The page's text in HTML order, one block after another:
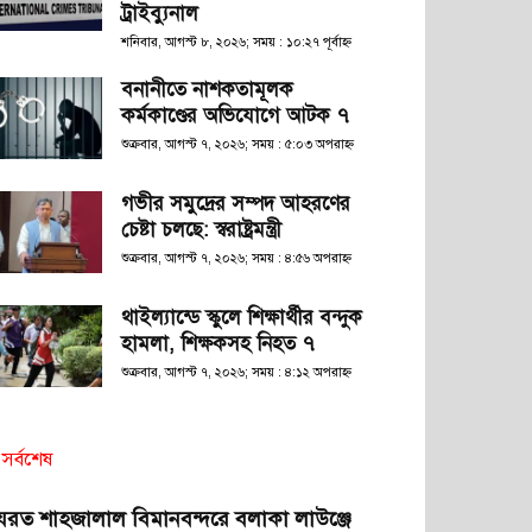
ট্রাইব্যুনাল
শনিবার, আগস্ট ৮, ২০২৬; সময় : ১০:২৭ পূর্বাহ্ণ
বনানীতে নাশকতামূলক
কর্মকাণ্ডের অভিযোগে আটক ৭
শুক্রবার, আগস্ট ৭, ২০২৬; সময় : ৫:০৩ অপরাহ্ণ
গভীর সমুদ্রের সম্পদ আহরণের
চেষ্টা চলছে: স্বরাষ্ট্রমন্ত্রী
শুক্রবার, আগস্ট ৭, ২০২৬; সময় : ৪:৫৬ অপরাহ্ণ
থাইল্যান্ডে স্কুলে শিক্ষার্থীর বন্দুক
হামলা, শিক্ষকসহ নিহত ৭
শুক্রবার, আগস্ট ৭, ২০২৬; সময় : ৪:১২ অপরাহ্ণ
সর্বশেষ
শাহজালাল বিমানবন্দরে বলাকা লাউঞ্জে